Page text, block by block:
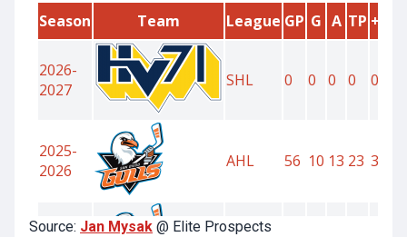
Source: Jan Mysak @ Elite Prospects